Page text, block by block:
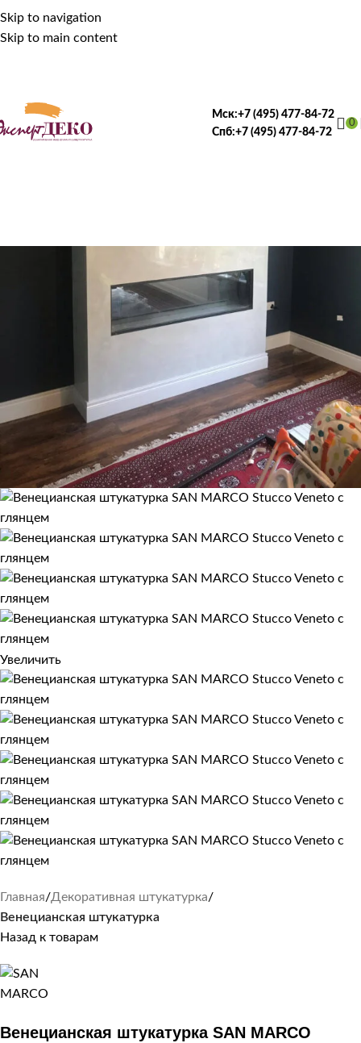
Skip to navigation
Skip to main content
Мск:+7 (495) 477-84-72
Спб:+7 (495) 477-84-72
0
Увеличить
Главная Декоративная штукатурка
Венецианская штукатурка
Назад к товарам
Венецианская штукатурка SAN MARCO